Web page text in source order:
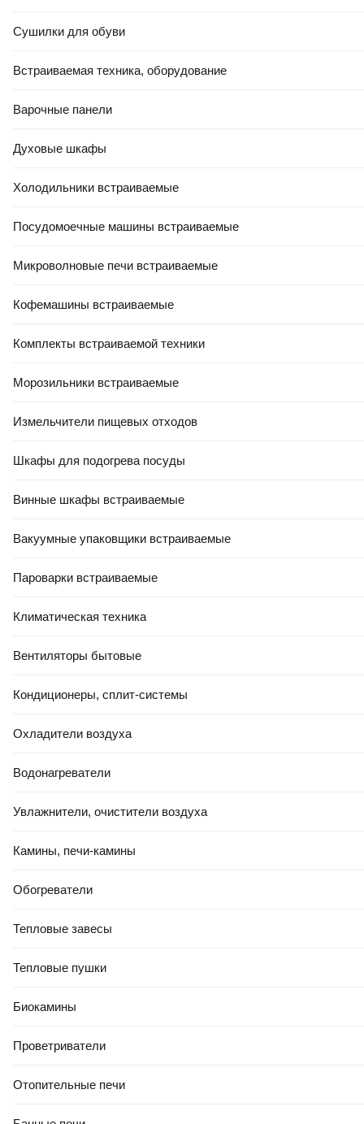
Сушилки для обуви
Встраиваемая техника, оборудование
Варочные панели
Духовые шкафы
Холодильники встраиваемые
Посудомоечные машины встраиваемые
Микроволновые печи встраиваемые
Кофемашины встраиваемые
Комплекты встраиваемой техники
Морозильники встраиваемые
Измельчители пищевых отходов
Шкафы для подогрева посуды
Винные шкафы встраиваемые
Вакуумные упаковщики встраиваемые
Пароварки встраиваемые
Климатическая техника
Вентиляторы бытовые
Кондиционеры, сплит-системы
Охладители воздуха
Водонагреватели
Увлажнители, очистители воздуха
Камины, печи-камины
Обогреватели
Тепловые завесы
Тепловые пушки
Биокамины
Проветриватели
Отопительные печи